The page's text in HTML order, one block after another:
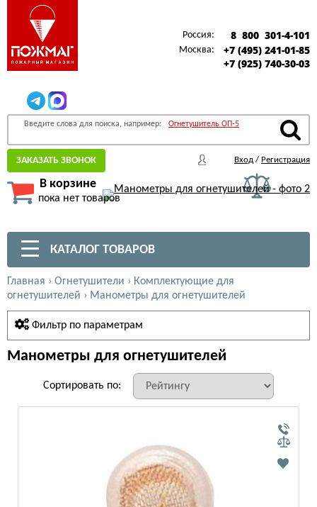
Россия: 8 800 301-4-101
Москва:
+7 (495) 241-01-85
+7 (925) 740-30-03
Введите слова для поиска, например: Огнетушитель ОП-5
ЗАКАЗАТЬ ЗВОНОК Вход / Регистрация
В корзине
пока нет товаров
КАТАЛОГ ТОВАРОВ
Главная › Огнетушители › Комплектующие для
огнетушителей › Манометры для огнетушителей
Фильтр по параметрам
Манометры для огнетушителей
Сортировать по: